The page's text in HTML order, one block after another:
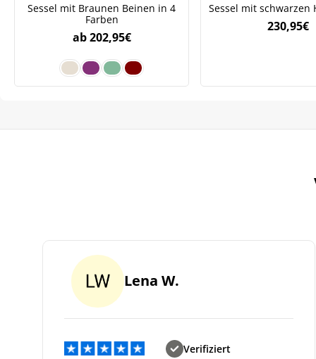
Sessel mit Braunen Beinen in 4
Farben
ab202,95€
Sessel mit schwarzen
230,95€
Lena W.
Verifiziert